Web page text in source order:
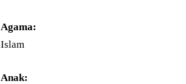
Agama:
Islam
Anak: